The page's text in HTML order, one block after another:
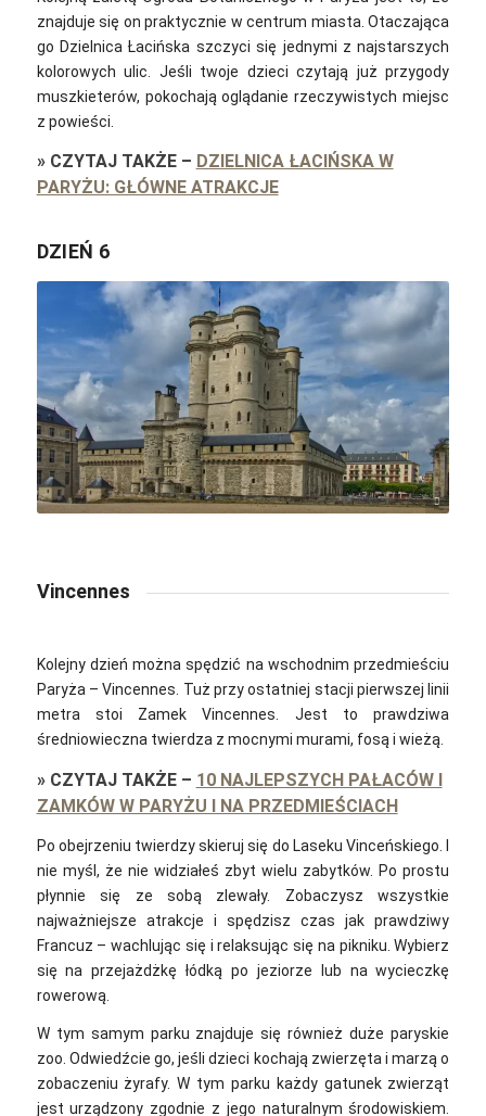
znajduje się on praktycznie w centrum miasta. Otaczająca
go Dzielnica Łacińska szczyci się jednymi z najstarszych
kolorowych ulic. Jeśli twoje dzieci czytają już przygody
muszkieterów, pokochają oglądanie rzeczywistych miejsc
z powieści.
» CZYTAJ TAKŻE– DZIELNICA ŁACIŃSKA W
PARYŻU: GŁÓWNE ATRAKCJE
DZIEŃ 6
Pascal Bernardon / unsplash.com
Vincennes
Kolejny dzień można spędzić na wschodnim przedmieściu
Paryża – Vincennes. Tuż przy ostatniej stacji pierwszej linii
metra stoi Zamek Vincennes. Jest to prawdziwa
średniowieczna twierdza z mocnymi murami, fosą i wieżą.
» CZYTAJ TAKŻE– 10 NAJLEPSZYCH PAŁACÓW I
ZAMKÓW W PARYŻU I NA PRZEDMIEŚCIACH
Po obejrzeniu twierdzy skieruj się do Laseku Vinceńskiego. I
nie myśl, że nie widziałeś zbyt wielu zabytków. Po prostu
płynnie się ze sobą zlewały. Zobaczysz wszystkie
najważniejsze atrakcje i spędzisz czas jak prawdziwy
Francuz – wachlując się i relaksując się na pikniku. Wybierz
się na przejażdżkę łódką po jeziorze lub na wycieczkę
rowerową.
W tym samym parku znajduje się również duże paryskie
zoo. Odwiedźcie go, jeśli dzieci kochają zwierzęta i marzą o
zobaczeniu żyrafy. W tym parku każdy gatunek zwierząt
jest urządzony zgodnie z jego naturalnym środowiskiem.